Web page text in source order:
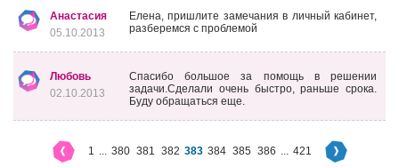
Анастасия
05.10.2013
Елена, пришлите замечания в личный кабинет,
разберемся с проблемой
Любовь
02.10.2013
Спасибо большое за помощь в решении
задачи.Сделали очень быстро, раньше срока.
Буду обращаться еще.
1 ... 380 381 382 383 384 385 386 ... 421